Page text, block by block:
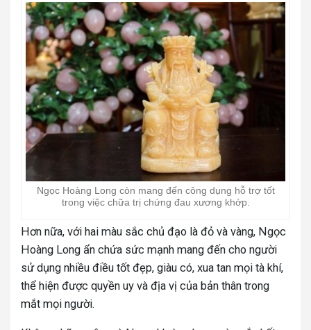
Ngọc Hoàng Long còn mang đến công dụng hỗ trợ tốt
trong việc chữa trị chứng đau xương khớp.
Hơn nữa, với hai màu sắc chủ đạo là đỏ và vàng, Ngọc
Hoàng Long ẩn chứa sức mạnh mang đến cho người
sử dụng nhiều điều tốt đẹp, giàu có, xua tan mọi tà khí,
thể hiện được quyền uy và địa vị của bản thân trong
mắt mọi người.